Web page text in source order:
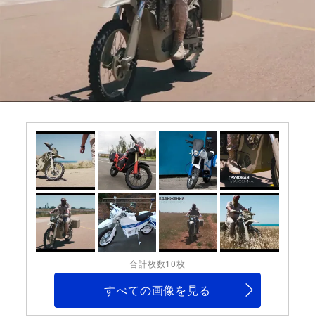
合計枚数10枚
すべての画像を見る